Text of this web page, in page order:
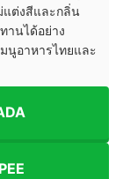
แต่งสีและกลิ่น
านได้อย่าง
นูอาหารไทยและ